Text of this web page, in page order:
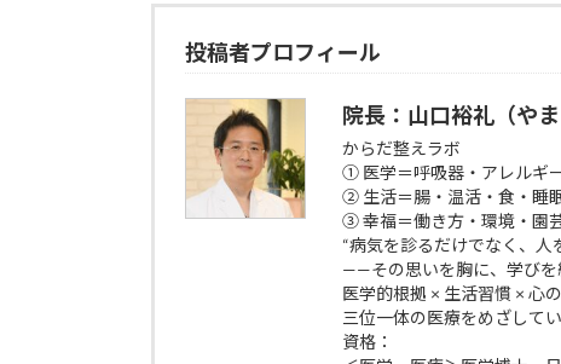
投稿者プロフィール
院長：山口裕礼（やま
からだ整えラボ
① 医学＝呼吸器・アレルギ
② 生活＝腸・温活・食・睡
③ 幸福＝働き方・環境・園
“病気を診るだけでなく、人
——その思いを胸に、学びを
医学的根拠 × 生活習慣 × 心
三位一体の医療をめざしてい
資格：